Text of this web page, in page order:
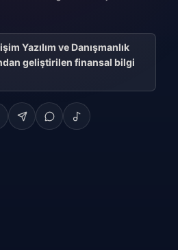
Yazılım ve Danışmanlık
geliştirilen finansal bilgi